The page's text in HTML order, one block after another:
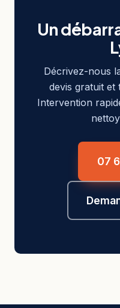
Un
Décrivez-nous
devis gratuit et
Intervention
07